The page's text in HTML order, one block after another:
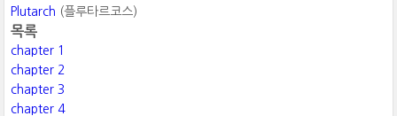
Plutarch (플루타르코스)
목록
chapter 1
chapter 2
chapter 3
chapter 4